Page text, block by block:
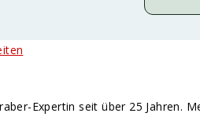
Expertin seit über 25 Jahren.